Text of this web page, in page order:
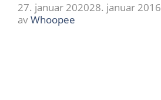
27. januar 202028. januar 2016
avWhoopee